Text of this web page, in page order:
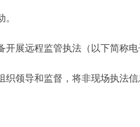
远程监管执法（以下简称
领导和监督，将非现场执法